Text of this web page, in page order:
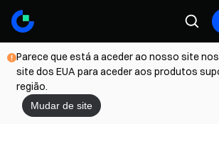
Parece que está a aceder ao nosso site nos
site dos EUA para aceder aos produtos
região.
Mudar de site